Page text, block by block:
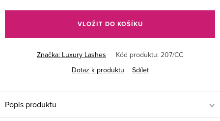
cena:
VLOŽIT DO KOŠÍKU
Značka: Luxury Lashes Kód produktu: 207/CC
Dotaz k produktu
Sdílet
Popis produktu